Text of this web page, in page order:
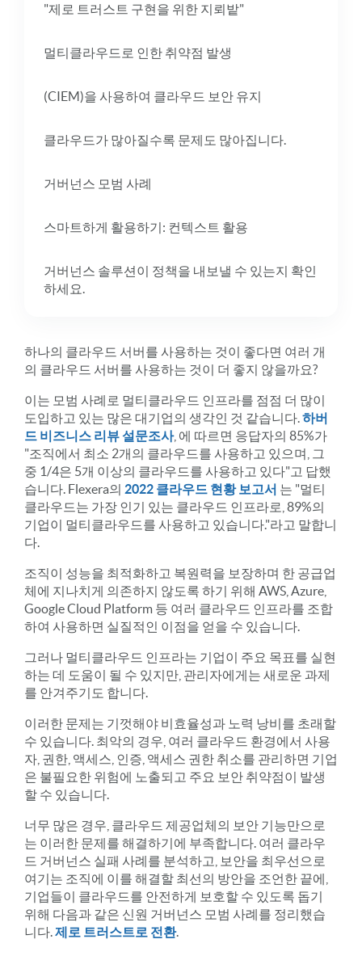
"제로 트러스트 구현을 위한 지뢰밭"
멀티클라우드로 인한 취약점 발생
(CIEM)을 사용하여 클라우드 보안 유지
클라우드가 많아질수록 문제도 많아집니다.
거버넌스 모범 사례
스마트하게 활용하기: 컨텍스트 활용
거버넌스 솔루션이 정책을 내보낼 수 있는지 확인
하세요.
하나의 클라우드 서버를 사용하는 것이 좋다면 여러 개
의 클라우드 서버를 사용하는 것이 더 좋지 않을까요?
이는 모범 사례로 멀티클라우드 인프라를 점점 더 많이
도입하고 있는 많은 대기업의 생각인 것 같습니다. 하버
드 비즈니스 리뷰 설문조사, 에 따르면 응답자의 85%가
"조직에서 최소 2개의 클라우드를 사용하고 있으며, 그
중 1/4은 5개 이상의 클라우드를 사용하고 있다"고 답했
습니다. Flexera의 2022 클라우드 현황 보고서 는 "멀티
클라우드는 가장 인기 있는 클라우드 인프라로, 89%의
기업이 멀티클라우드를 사용하고 있습니다."라고 말합니
다.
조직이 성능을 최적화하고 복원력을 보장하며 한 공급업
체에 지나치게 의존하지 않도록 하기 위해 AWS, Azure,
Google Cloud Platform 등 여러 클라우드 인프라를 조합
하여 사용하면 실질적인 이점을 얻을 수 있습니다.
그러나 멀티클라우드 인프라는 기업이 주요 목표를 실현
하는 데 도움이 될 수 있지만, 관리자에게는 새로운 과제
를 안겨주기도 합니다.
이러한 문제는 기껏해야 비효율성과 노력 낭비를 초래할
수 있습니다. 최악의 경우, 여러 클라우드 환경에서 사용
자, 권한, 액세스, 인증, 액세스 권한 취소를 관리하면 기업
은 불필요한 위험에 노출되고 주요 보안 취약점이 발생
할 수 있습니다.
너무 많은 경우, 클라우드 제공업체의 보안 기능만으로
는 이러한 문제를 해결하기에 부족합니다. 여러 클라우
드 거버넌스 실패 사례를 분석하고, 보안을 최우선으로
여기는 조직에 이를 해결할 최선의 방안을 조언한 끝에,
기업들이 클라우드를 안전하게 보호할 수 있도록 돕기
위해 다음과 같은 신원 거버넌스 모범 사례를 정리했습
니다. 제로 트러스트로 전환.